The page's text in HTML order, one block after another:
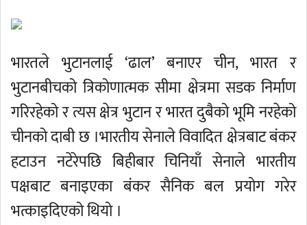
भारतले भुटानलाई ‘ढाल’ बनाएर चीन, भारत र
भुटानबीचको त्रिकोणात्मक सीमा क्षेत्रमा सडक निर्माण
गरिरहेको र त्यस क्षेत्र भुटान र भारत दुबैको भूमि नरहेको
चीनको दाबी छ ।भारतीय सेनाले विवादित क्षेत्रबाट बंकर
हटाउन नटेरेपछि बिहीबार चिनियाँ सेनाले भारतीय
पक्षबाट बनाइएका बंकर सैनिक बल प्रयोग गरेर
भत्काइदिएको थियो ।